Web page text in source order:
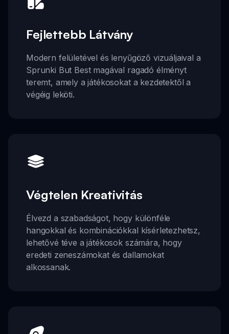
Fejlettebb Látvány
Modern felületével és lenyűgöző vizuáljaival a
Sprunki But Best magával ragadó élményt
teremt, amely a játékosokat a kezdetektől a
végéig leköti.
Végtelen Kreativitás
Élvezd a szabadságot, hogy különféle
hangokkal és kombinációkkal kísérletezhetsz,
lehetővé téve a játékosok számára, hogy
eredeti zeneszámokat és dallamokat
alkossanak.